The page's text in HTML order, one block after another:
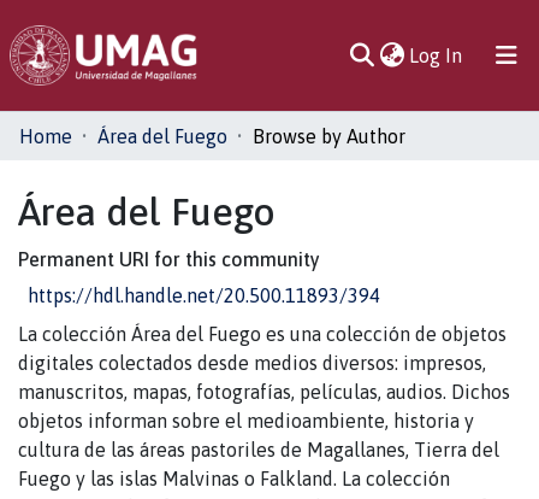
Log In(current)
Communities
All of DSpace
Home Área del Fuego Browse by Author
Área del Fuego
Permanent URI for this community
https://hdl.handle.net/20.500.11893/394
La colección Área del Fuego es una colección de objetos
digitales colectados desde medios diversos: impresos,
manuscritos, mapas, fotografías, películas, audios. Dichos
objetos informan sobre el medioambiente, historia y
cultura de las áreas pastoriles de Magallanes, Tierra del
Fuego y las islas Malvinas o Falkland. La colección